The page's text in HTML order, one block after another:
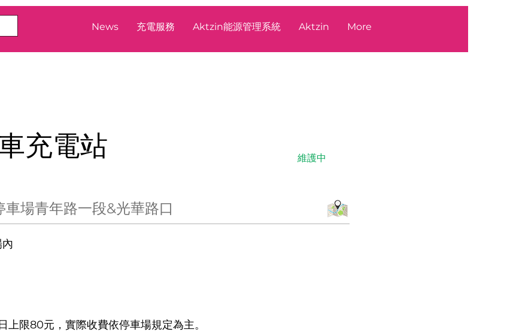
News 充電服務 Aktzin能源管理系統 Aktzin More
充電站 維護中
場青年路一段&光華路口
上限80元，實際收費依停車場規定為主。